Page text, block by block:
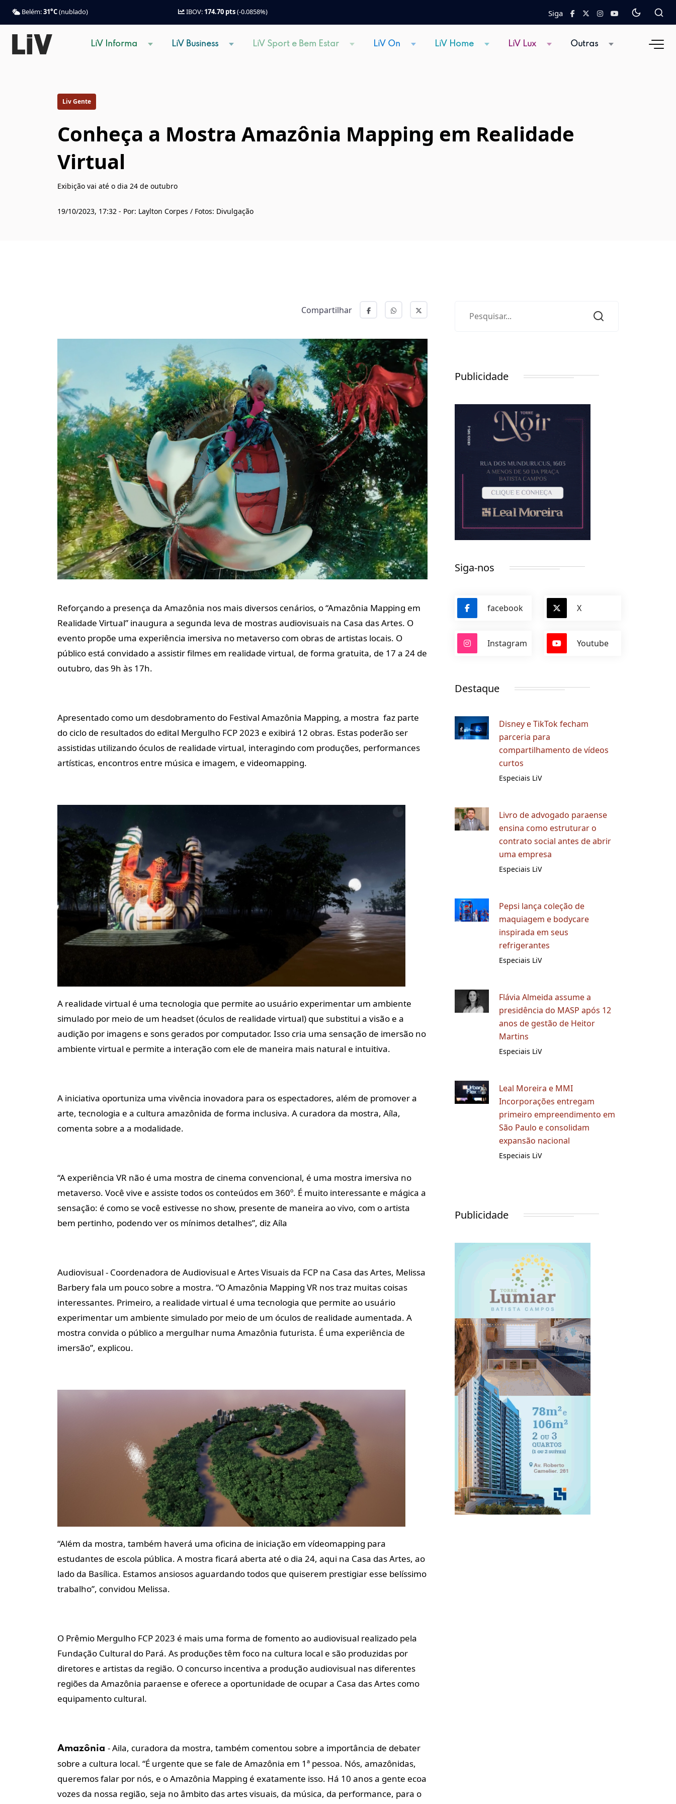
Belém:31°C(nublado) IBOV: 174.70 pts(-0.0858%) Siga
LiV Informa LiV Business LiV Sport e Bem Estar LiV On LiV Home LiV Lux Outras
Liv Gente
Conheça a Mostra Amazônia Mapping em Realidade
Virtual
Exibição vai até o dia 24 de outubro
19/10/2023, 17:32 - Por: Laylton Corpes / Fotos: Divulgação
Compartilhar
Reforçando a presença da Amazônia nos mais diversos cenários, o “Amazônia Mapping em
Realidade Virtual” inaugura a segunda leva de mostras audiovisuais na Casa das Artes. O
evento propõe uma experiência imersiva no metaverso com obras de artistas locais. O
público está convidado a assistir filmes em realidade virtual, de forma gratuita, de 17 a 24 de
outubro, das 9h às 17h.
Apresentado como um desdobramento do Festival Amazônia Mapping, a mostra faz parte
do ciclo de resultados do edital Mergulho FCP 2023 e exibirá 12 obras. Estas poderão ser
assistidas utilizando óculos de realidade virtual, interagindo com produções, performances
artísticas, encontros entre música e imagem, e videomapping.
A realidade virtual é uma tecnologia que permite ao usuário experimentar um ambiente
simulado por meio de um headset (óculos de realidade virtual) que substitui a visão e a
audição por imagens e sons gerados por computador. Isso cria uma sensação de imersão no
ambiente virtual e permite a interação com ele de maneira mais natural e intuitiva.
A iniciativa oportuniza uma vivência inovadora para os espectadores, além de promover a
arte, tecnologia e a cultura amazônida de forma inclusiva. A curadora da mostra, Aíla,
comenta sobre a a modalidade.
“A experiência VR não é uma mostra de cinema convencional, é uma mostra imersiva no
metaverso. Você vive e assiste todos os conteúdos em 360º. É muito interessante e mágica a
sensação: é como se você estivesse no show, presente de maneira ao vivo, com o artista
bem pertinho, podendo ver os mínimos detalhes”, diz Aíla
Audiovisual - Coordenadora de Audiovisual e Artes Visuais da FCP na Casa das Artes, Melissa
Barbery fala um pouco sobre a mostra. “O Amazônia Mapping VR nos traz muitas coisas
interessantes. Primeiro, a realidade virtual é uma tecnologia que permite ao usuário
experimentar um ambiente simulado por meio de um óculos de realidade aumentada. A
mostra convida o público a mergulhar numa Amazônia futurista. É uma experiência de
imersão”, explicou.
“Além da mostra, também haverá uma oficina de iniciação em vídeomapping para
estudantes de escola pública. A mostra ficará aberta até o dia 24, aqui na Casa das Artes, ao
lado da Basílica. Estamos ansiosos aguardando todos que quiserem prestigiar esse belíssimo
trabalho”, convidou Melissa.
O Prêmio Mergulho FCP 2023 é mais uma forma de fomento ao audiovisual realizado pela
Fundação Cultural do Pará. As produções têm foco na cultura local e são produzidas por
diretores e artistas da região. O concurso incentiva a produção audiovisual nas diferentes
regiões da Amazônia paraense e oferece a oportunidade de ocupar a Casa das Artes como
equipamento cultural.
Amazônia -Aila, curadora da mostra, também comentou sobre a importância de debater
sobre a cultura local. “É urgente que se fale de Amazônia em 1ª pessoa. Nós, amazônidas,
queremos falar por nós, e o Amazônia Mapping é exatamente isso. Há 10 anos a gente ecoa
vozes da nossa região, seja no âmbito das artes visuais, da música, da performance, para o
Publicidade
Siga-nos
facebook X
Instagram Youtube
Destaque
Disney e TikTok fecham
parceria para
compartilhamento de vídeos
curtos
Especiais LiV
Livro de advogado paraense
ensina como estruturar o
contrato social antes de abrir
uma empresa
Especiais LiV
Pepsi lança coleção de
maquiagem e bodycare
inspirada em seus
refrigerantes
Especiais LiV
Flávia Almeida assume a
presidência do MASP após 12
anos de gestão de Heitor
Martins
Especiais LiV
Leal Moreira e MMI
Incorporações entregam
primeiro empreendimento em
São Paulo e consolidam
expansão nacional
Especiais LiV
Publicidade